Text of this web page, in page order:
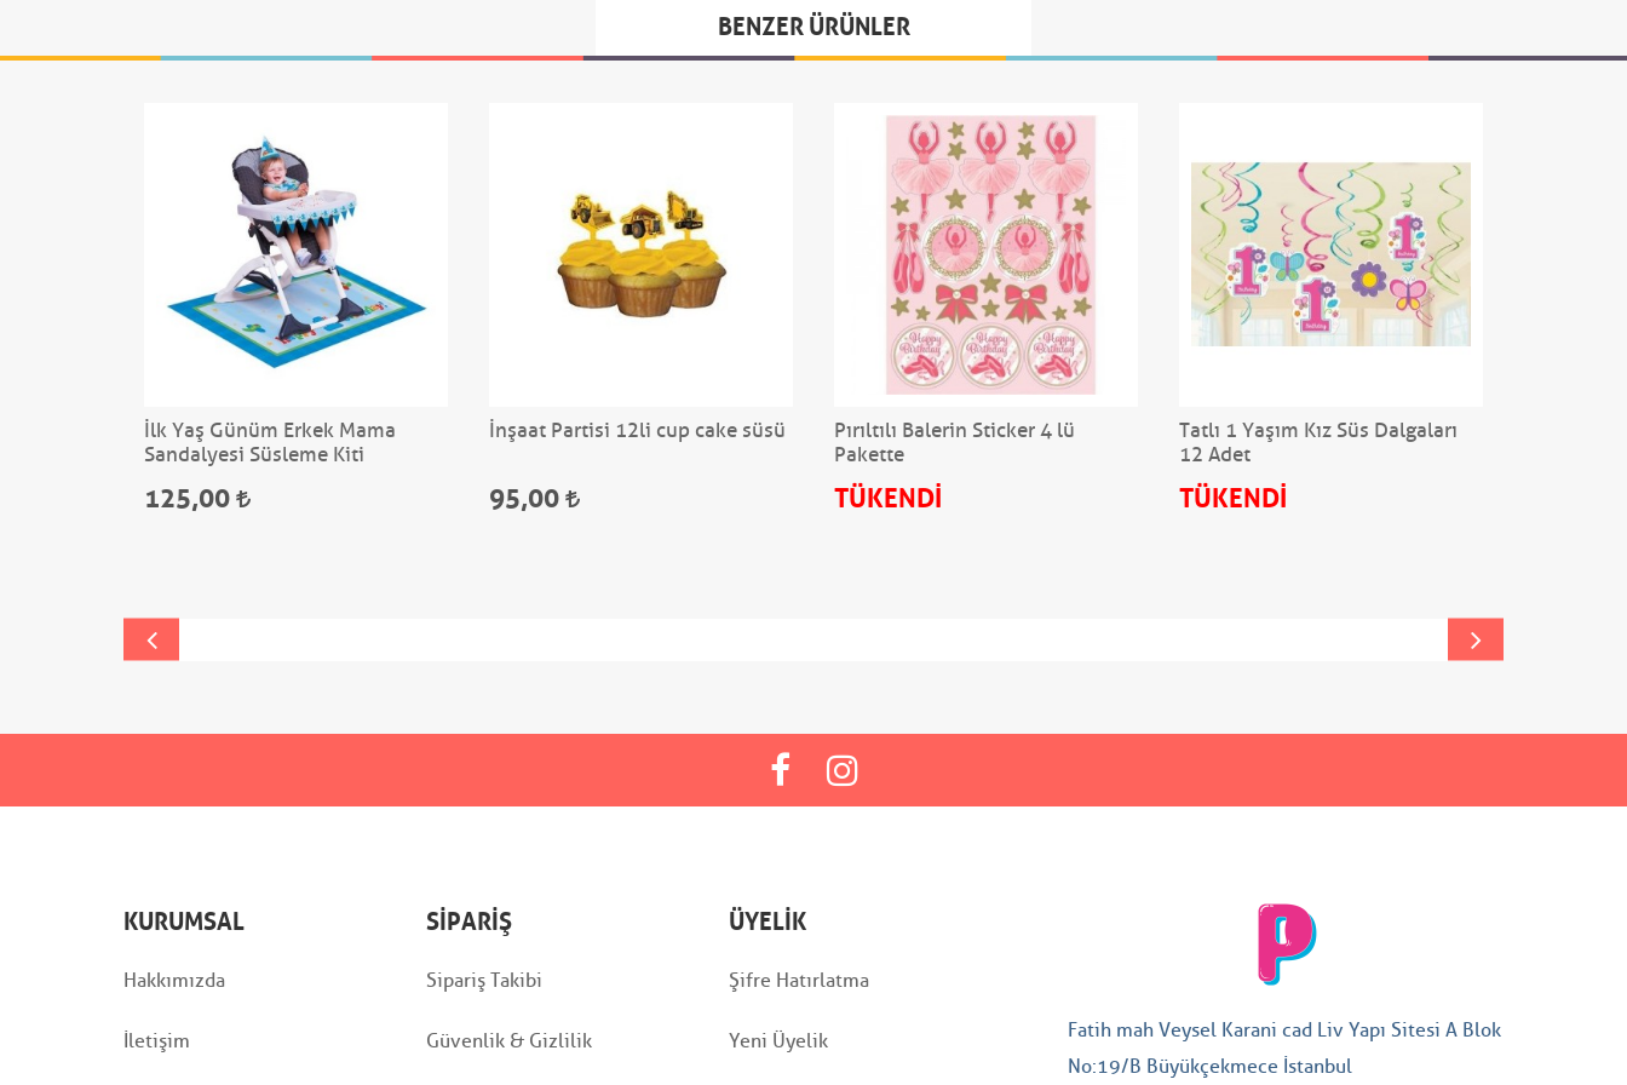
BENZER ÜRÜNLER
İlk Yaş Günüm Erkek Mama
Sandalyesi Süsleme Kiti
125,00
İnşaat Partisi 12li cup cake süsü
95,00
Pırıltılı Balerin Sticker 4 lü
Pakette
TÜKENDİ
Tatlı 1 Yaşım Kız Süs Dalgaları
12 Adet
TÜKENDİ
KURUMSAL
Hakkımızda
İletişim
SIPARIŞ
Sipariş Takibi
Güvenlik & Gizlilik
ÜYELIK
Şifre Hatırlatma
Yeni Üyelik
Fatih mah Veysel Karani cad Liv Yapı Sitesi A Blok
No:19/B Büyükçekmece İstanbul